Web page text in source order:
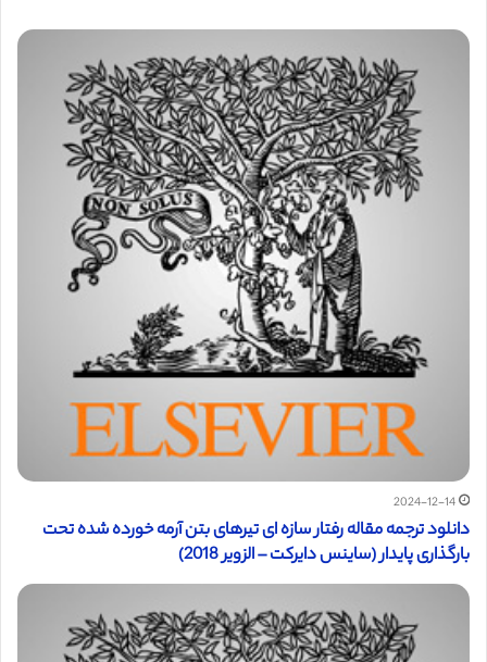
2024-12-14
دانلود ترجمه مقاله رفتار سازه ای تیرهای بتن آرمه خورده شده تحت
بارگذاری پایدار (ساینس دایرکت – الزویر 2018)